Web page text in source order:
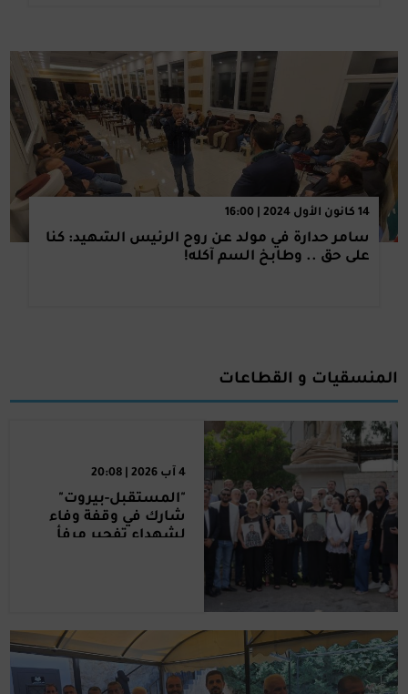
14 كانون الأول 2024 | 16:00
سامر حدارة في مولد عن روح الرئيس الشهيد: كنا
على حق .. وطابخ السم آكله!
المنسقيات و القطاعات
4 آب 2026 | 20:08
"المستقبل-بيروت"
شارك في وقفة وفاء
لشهداء تفجير مرفأ